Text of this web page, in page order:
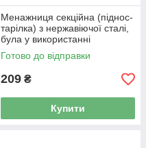
Менажниця секційна (піднос-
тарілка) з нержавіючої сталі,
була у використанні
Готово до відправки
209 ₴
Купити